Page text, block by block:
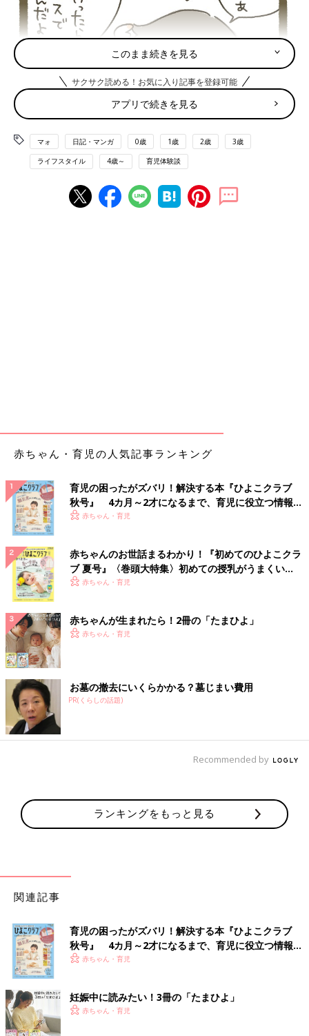
このまま続きを見る
サクサク読める！お気に入り記事を登録可能
アプリで続きを見る
マォ 日記・マンガ 0歳 1歳 2歳 3歳
ライフスタイル 4歳～ 育児体験談
赤ちゃん・育児の人気記事ランキング
育児の困ったがズバリ！解決する本『ひよこクラブ
秋号』 4カ月～2才になるまで、育児に役立つ情報が
いっぱい！
赤ちゃん・育児
赤ちゃんのお世話まるわかり！『初めてのひよこクラ
ブ 夏号』〈巻頭大特集〉初めての授乳がうまくい
く！ おっぱい・ミルクの基本と夏のトラブル 解決テ
赤ちゃん・育児
赤ちゃんが生まれたら！2冊の「たまひよ」
赤ちゃん・育児
お墓の撤去にいくらかかる？墓じまい費用
PR(くらしの話題)
Recommended by
ランキングをもっと見る
関連記事
育児の困ったがズバリ！解決する本『ひよこクラブ
秋号』 4カ月～2才になるまで、育児に役立つ情報が
いっぱい！
赤ちゃん・育児
妊娠中に読みたい！3冊の「たまひよ」
赤ちゃん・育児